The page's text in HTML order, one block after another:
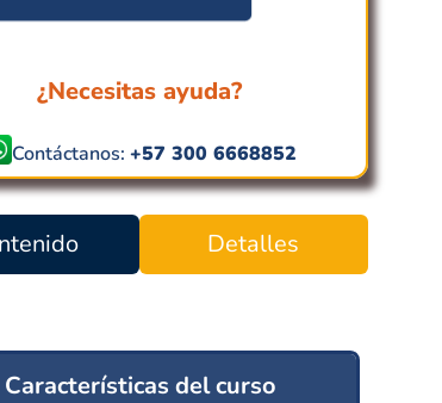
¿Necesitas ayuda?
Contáctanos: +57 300 6668852
Detalles
Características del curso